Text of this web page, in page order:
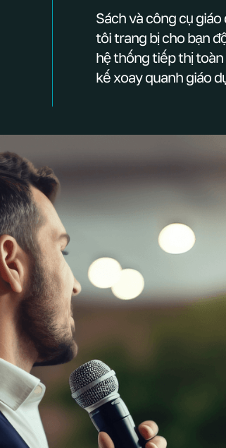
Sách và công cụ
tôi trang bị cho bạn
hệ thống tiếp thị
kế xoay quanh giáo